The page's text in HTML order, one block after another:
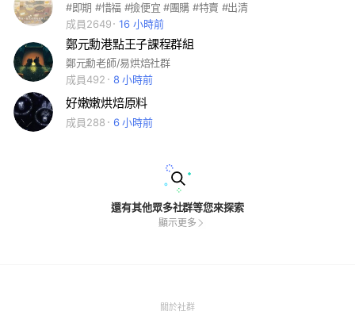
#即期 #惜福 #撿便宜 #團購 #特賣 #出清
成員2649
16 小時前
鄭元勳港點王子課程群組
鄭元勳老師/易烘焙社群
成員492
8 小時前
好嫩嫩烘焙原料
成員288 6 小時前
還有其他眾多社群等您來探索
顯示更多
關於社群(Open